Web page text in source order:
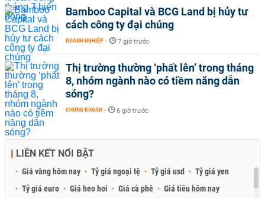
Bamboo Capital và BCG Land bị hủy tư
cách công ty đại chúng
DOANH NGHIỆP - 7 giờ trước
Thị trường thường ‘phất lên’ trong tháng
8, nhóm ngành nào có tiềm năng dẫn
sóng?
CHỨNG KHOÁN - 6 giờ trước
LIÊN KẾT NỔI BẬT
Giá vàng hôm nay Tỷ giá ngoại tệ Tỷ giá usd
Tỷ giá yen
Tỷ giá euro
Giá heo hơi Giá cà phê Giá tiêu hôm nay